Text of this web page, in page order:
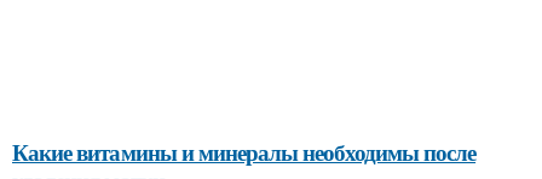
Какие витамины и минералы необходимы после